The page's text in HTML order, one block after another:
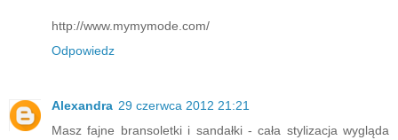
http://www.mymymode.com/
Odpowiedz
Alexandra 29 czerwca 2012 21:21
Masz fajne bransoletki i sandałki - cała stylizacja wygląda